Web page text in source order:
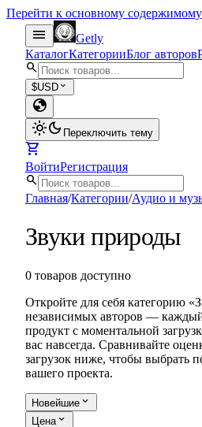
Перейти к основному содержимому
menu
Getly
КаталогКатегорииБлог авторов
search
$USD expand_more
globe
light_modedark_mode Переключить тему
shopping_cart
ВойтиРегистрация
search
Главная/Категории/Аудио и
Звуки природы
0 товаров доступно
Откройте для себя категорию
независимых авторов —
продукт с моментальной
вас навсегда. Сравнивайте
загрузок ниже, чтобы выбрать
вашего проекта.
Новейшие expand_more
Цена expand_more